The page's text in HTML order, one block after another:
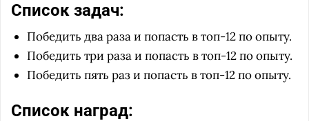
Список задач:
Победить два раза и попасть в топ-12 по опыту.
Победить три раза и попасть в топ-12 по опыту.
Победить пять раз и попасть в топ-12 по опыту.
Список наград: